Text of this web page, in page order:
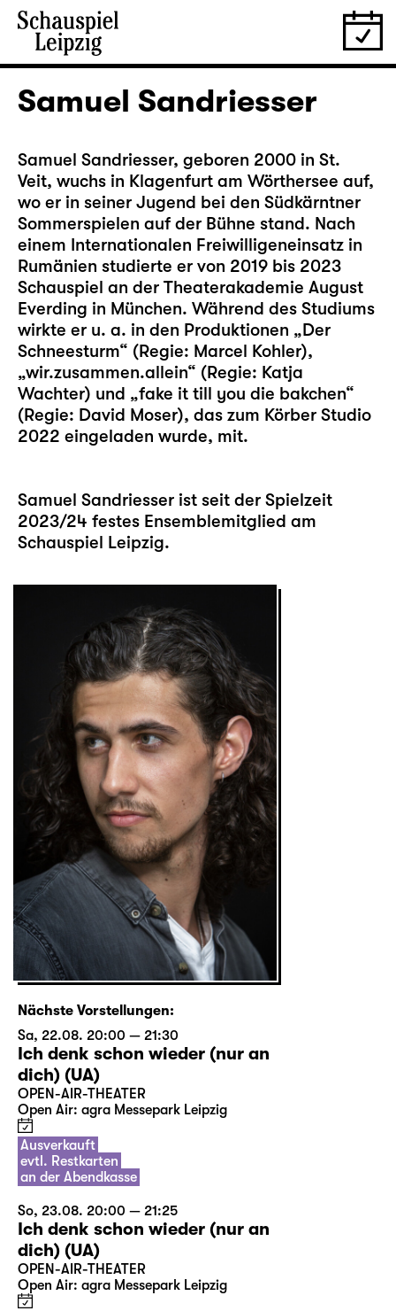
Samuel Sandriesser
Samuel Sandriesser, geboren 2000 in St.
Veit, wuchs in Klagenfurt am Wörthersee auf,
wo er in seiner Jugend bei den Südkärntner
Sommerspielen auf der Bühne stand. Nach
einem Internationalen Freiwilligeneinsatz in
Rumänien studierte er von 2019 bis 2023
Schauspiel an der Theaterakademie August
Everding in München. Während des Studiums
wirkte er u. a. in den Produktionen „Der
Schneesturm“ (Regie: Marcel Kohler),
„wir.zusammen.allein“ (Regie: Katja
Wachter) und „fake it till you die bakchen“
(Regie: David Moser), das zum Körber Studio
2022 eingeladen wurde, mit.
Samuel Sandriesser ist seit der Spielzeit
2023/24 festes Ensemblemitglied am
Schauspiel Leipzig.
Nächste Vorstellungen:
Sa, 22.08. 20:00 — 21:30
Ich denk schon wieder (nur an
dich) (UA)
OPEN-AIR-THEATER
Open Air: agra Messepark Leipzig
Ausverkauft
evtl. Restkarten
an der Abendkasse
So, 23.08. 20:00 — 21:25
Ich denk schon wieder (nur an
dich) (UA)
OPEN-AIR-THEATER
Open Air: agra Messepark Leipzig